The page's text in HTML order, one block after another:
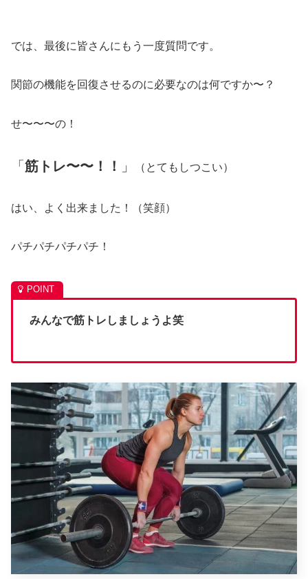
では、最後に皆さんにもう一度質問です。
関節の機能を回復させるのに必要なのは何ですか〜？
せ〜〜〜の！
「 筋トレ〜〜！！ 」 （とてもしつこい）
はい、よく出来ました！（笑顔）
パチパチパチパチ！
みんなで筋トレしましょうよ笑